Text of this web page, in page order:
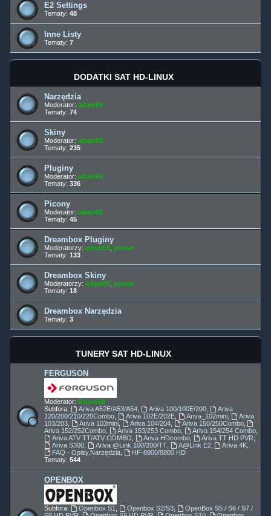
E2 Settings
Tematy: 48
Inne Listy
Tematy: 7
DODATKI SAT HD-LINUX
Narzędzia
Moderator: adam59
Tematy: 74
Skiny
Moderator: adam59
Tematy: 235
Pluginy
Moderator: adam59
Tematy: 336
Picony
Moderator: adam59
Tematy: 45
Dreambox Pluginy
Moderatorzy: adam59 prosat
Tematy: 133
Dreambox Skiny
Moderatorzy: adam59 prosat
Tematy: 18
Dreambox Narzędzia
Tematy: 3
TUNERY SAT HD-LINUX
FERGUSON
Moderator: Bruno59
Subfora:
Ariva A52E/A53/A54, Ariva 100/100E/200,
Ariva
120/200/210/220Combo
Ariva 102E/202E, Ariva_102mini,
Ariva
103/203
Ariva 103mini, Ariva 104/204, Ariva 150/250Combo,
Ariva 152/252Combo
Ariva 153/253 Combo, Ariva 154/254 Combo,
Ariva ATV TT/ATV COMBO
Ariva HDcombo, Ariva TT HD PVR
Ariva S300, Ariva @Link 100/200/TT, A@Link E2, Ariva 4K
FAQ - Opisy,Narzędzia,
HF-8900/8800 HD
Tematy: 544
OPENBOX
Subfora: Openbox S1 Openbox S2/S3,
OpenBox S5 / S6 / S7 /